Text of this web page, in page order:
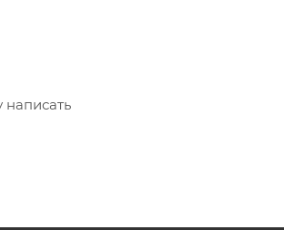
написать